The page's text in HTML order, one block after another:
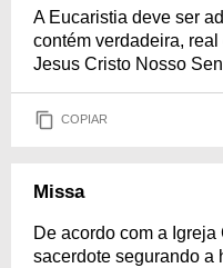
A Eucaristia deve ser
contém verdadeira,
Jesus Cristo Nosso
COPIAR
Missa
De acordo com a
sacerdote segurando a